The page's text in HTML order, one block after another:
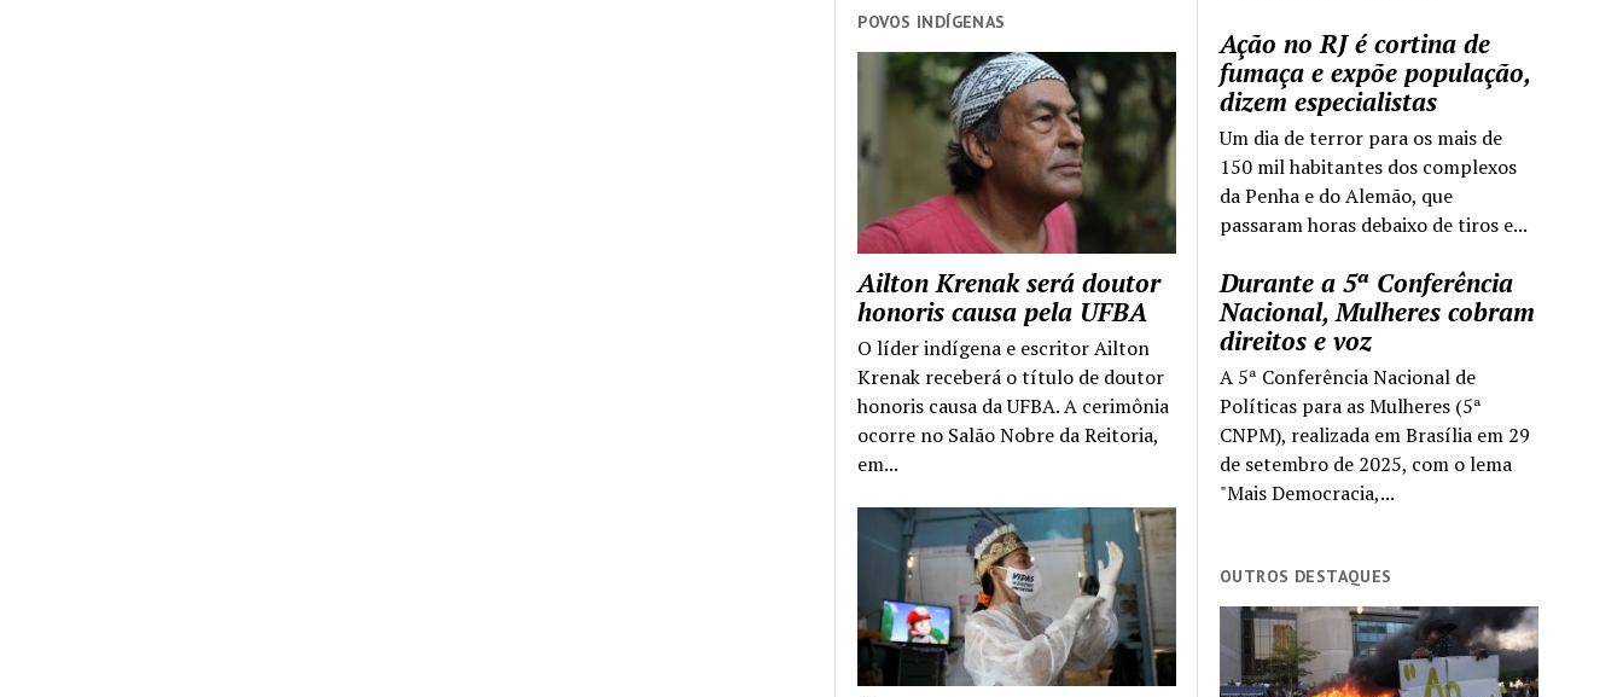
Ação no RJ é cortina de
fumaça e expõe população,
dizem especialistas
Um dia de terror para os mais de
150 mil habitantes dos complexos
da Penha e do Alemão, que
passaram horas debaixo de tiros e...
Durante a 5ª Conferência
Nacional, Mulheres cobram
direitos e voz
A 5ª Conferência Nacional de
Políticas para as Mulheres (5ª
CNPM), realizada em Brasília em 29
de setembro de 2025, com o lema
"Mais Democracia,...
OUTROS DESTAQUES
POVOS INDÍGENAS
Ailton Krenak será doutor
honoris causa pela UFBA
O líder indígena e escritor Ailton
Krenak receberá o título de doutor
honoris causa da UFBA. A cerimônia
ocorre no Salão Nobre da Reitoria,
em...